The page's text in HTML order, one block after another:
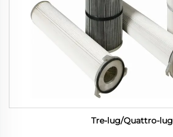
Tre-lug/Quattro-lug